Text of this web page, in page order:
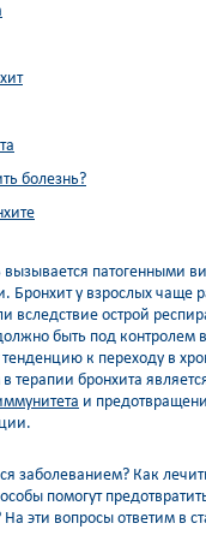
болезнь?
вызывается патогенными
у взрослых чаще
вследствие острой
быть под контролем
к переходу в
терапии бронхита
и
заболеванием? Как
помогут
эти вопросы ответим в